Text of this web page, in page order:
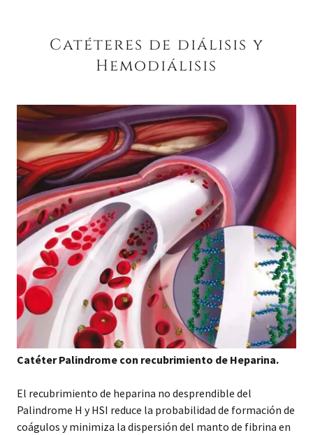
Catéteres de diálisis y
Hemodiálisis
Catéter Palindrome con recubrimiento de Heparina.
El recubrimiento de heparina no desprendible del
Palindrome H y HSI reduce la probabilidad de formación de
coágulos y minimiza la dispersión del manto de fibrina en